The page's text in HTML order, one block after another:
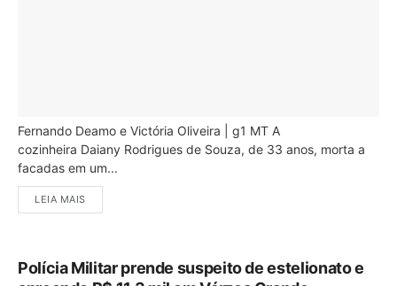
Fernando Deamo e Victória Oliveira | g1 MT A
cozinheira Daiany Rodrigues de Souza, de 33 anos, morta a
facadas em um...
LEIA MAIS
Polícia Militar prende suspeito de estelionato e